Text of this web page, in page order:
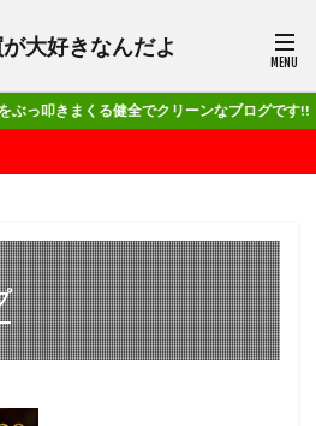
大好きなんだよ
る健全でクリーンなブログです!!